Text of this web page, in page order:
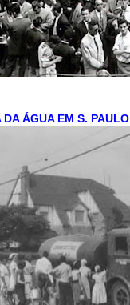
DA ÁGUA EM S. PAULO